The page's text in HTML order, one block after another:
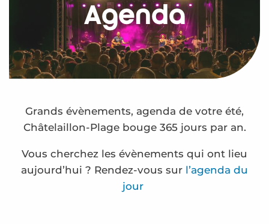
Rendez-vous
Votre séjour
Espace Pro
Agenda
Grands évènements, agenda de votre été,
Châtelaillon-Plage bouge 365 jours par an.
Vous cherchez les évènements qui ont lieu
aujourd’hui ? Rendez-vous sur l’agenda du
jour